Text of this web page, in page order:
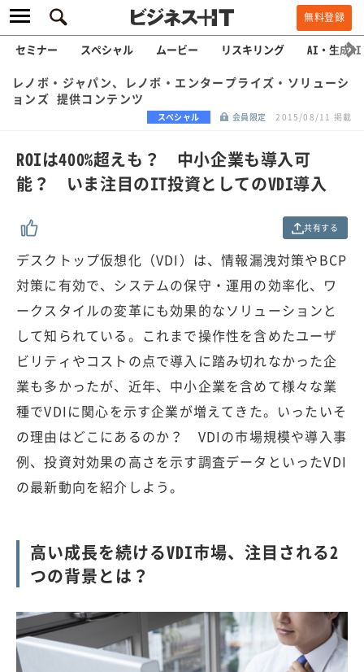
無料登録
セミナー スペシャル ムービー リスキリング AI・生成AI
レノボ・ジャパン、レノボ・エンタープライズ・ソリューシ
ョンズ 提供コンテンツ
スペシャル 会員限定 2015/08/11 掲載
ROIは400%超えも？ 中小企業も導入可
能？ いま注目のIT投資としてのVDI導入
共有する
デスクトップ仮想化（VDI）は、情報漏洩対策やBCP
対策に有効で、システムの保守・運用の効率化、ワ
ークスタイルの変革にも効果的なソリューションと
して知られている。これまで操作性を含めたユーザ
ビリティやコストの点で導入に踏み切れなかった企
業も多かったが、近年、中小企業を含めて様々な業
種でVDIに関心を示す企業が増えてきた。いったいそ
の理由はどこにあるのか？ VDIの市場規模や導入事
例、投資対効果の高さを示す調査データといったVDI
の最新動向を紹介しよう。
高い成長を続けるVDI市場、注目される2
つの背景とは？